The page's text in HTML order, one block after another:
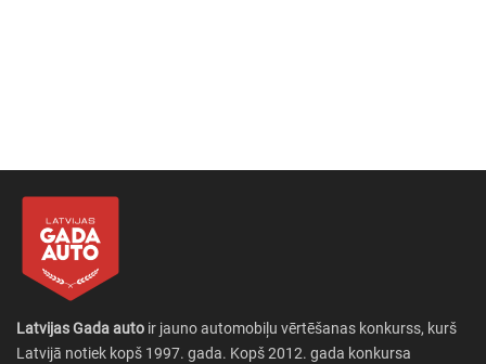
Latvijas Gada auto ir jauno automobiļu vērtēšanas konkurss, kurš
Latvijā notiek kopš 1997. gada. Kopš 2012. gada konkursa